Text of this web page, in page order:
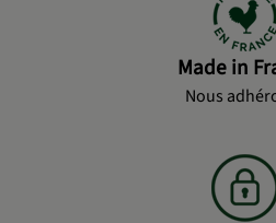
Made in
Nous